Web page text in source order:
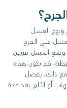
العسل
على الجرح
وضع العسل مرتين
قد تكون هذه
مع ذلك، يفضل
أو الألم بعد عدة